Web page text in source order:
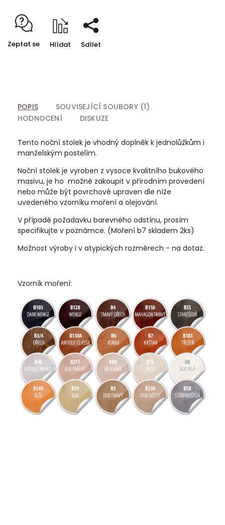
Zeptat se Hlídat Sdílet
POPIS
SOUVISEJÍCÍ SOUBORY (1)
HODNOCENÍ
DISKUZE
Tento noční stolek je vhodný doplněk k jednolůžkům i
manželským postelím.
Noční stolek je vyroben z vysoce kvalitního bukového
masivu, je ho možné zakoupit v přírodním provedení
nebo může být povrchově upraven dle níže
uvedeného vzorníku moření a olejování.
V případě požadavku barevného odstínu, prosím
specifikujte v poznámce. (Moření b7 skladem 2ks)
Možnost výroby i v atypických rozměrech - na dotaz.
Vzorník moření: